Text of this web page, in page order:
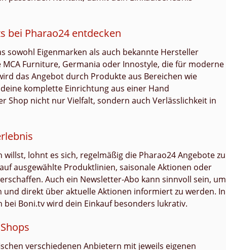
bei Pharao24 entdecken
sowohl Eigenmarken als auch bekannte Hersteller
Furniture, Germania oder Innostyle, die für moderne
das Angebot durch Produkte aus Bereichen wie
komplette Einrichtung aus einer Hand
Shop nicht nur Vielfalt, sondern auch Verlässlichkeit in
lohnt es sich, regelmäßig die Pharao24 Angebote zu
ausgewählte Produktlinien, saisonale Aktionen oder
Auch ein Newsletter-Abo kann sinnvoll sein, um
und direkt über aktuelle Aktionen informiert zu werden. In
Boni.tv wird dein Einkauf besonders lukrativ.
verschiedenen Anbietern mit jeweils eigenen